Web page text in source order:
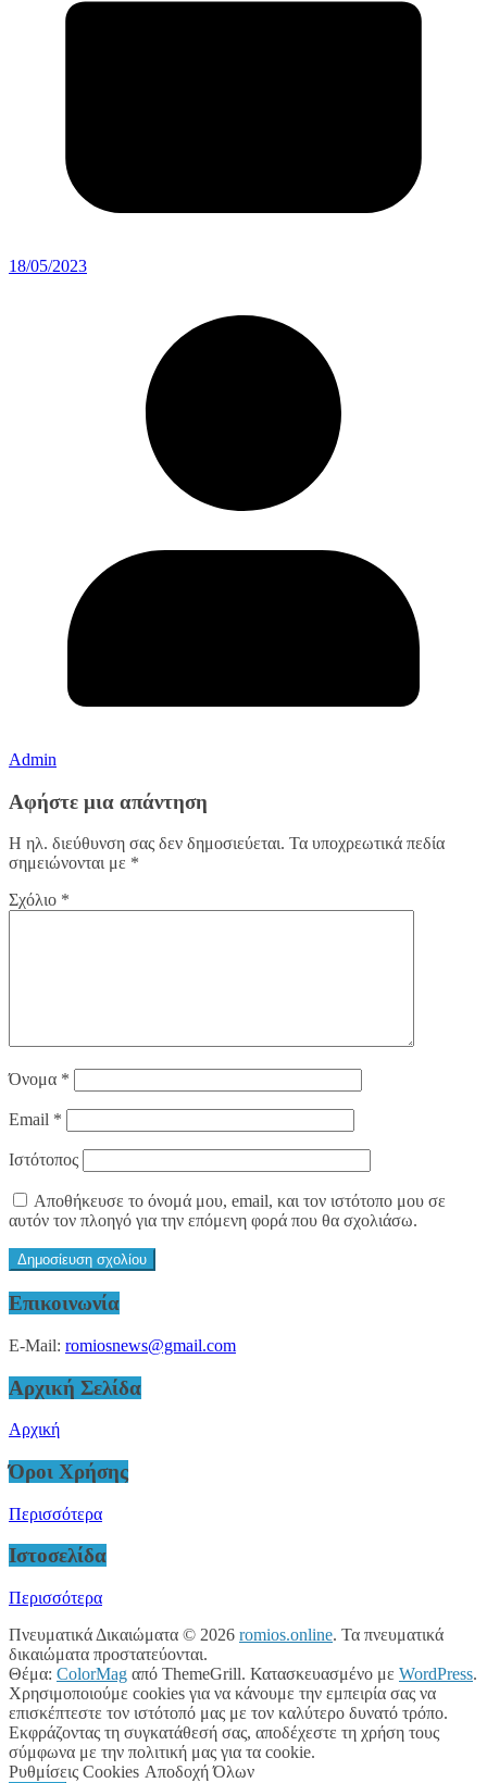
18/05/2023
Admin
Αφήστε μια απάντηση
Η ηλ. διεύθυνση σας δεν δημοσιεύεται. Τα υποχρεωτικά πεδία
σημειώνονται με *
Σχόλιο *
Όνομα *
Email *
Ιστότοπος
Αποθήκευσε το όνομά μου, email, και τον ιστότοπο μου σε
αυτόν τον πλοηγό για την επόμενη φορά που θα σχολιάσω.
Επικοινωνία
E-Mail: romiosnews@gmail.com
Αρχική Σελίδα
Αρχική
Όροι Χρήσης
Περισσότερα
Ιστοσελίδα
Περισσότερα
Πνευματικά Δικαιώματα © 2026 romios.online. Τα πνευματικά
δικαιώματα προστατεύονται.
Θέμα: ColorMag από ThemeGrill. Κατασκευασμένο με WordPress.
Χρησιμοποιούμε cookies για να κάνουμε την εμπειρία σας να
επισκέπτεστε τον ιστότοπό μας με τον καλύτερο δυνατό τρόπο.
Εκφράζοντας τη συγκατάθεσή σας, αποδέχεστε τη χρήση τους
σύμφωνα με την πολιτική μας για τα cookie.
Ρυθμίσεις Cookies Αποδοχή Όλων